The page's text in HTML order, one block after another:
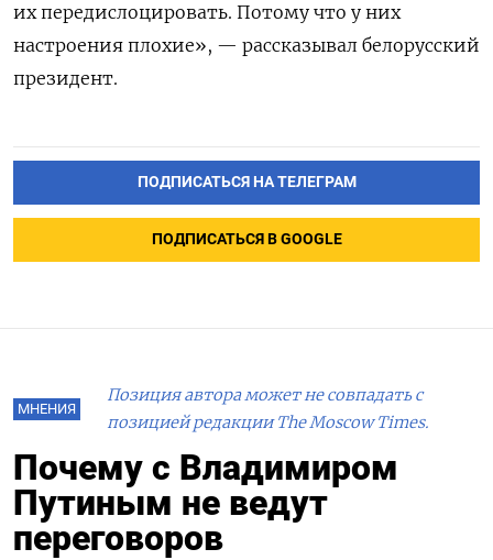
их передислоцировать. Потому что у них
настроения плохие», — рассказывал белорусский
президент.
ПОДПИСАТЬСЯ НА ТЕЛЕГРАМ
ПОДПИСАТЬСЯ В GOOGLE
МНЕНИЯ
Позиция автора может не совпадать с
позицией редакции The Moscow Times.
Почему с Владимиром
Путиным не ведут
переговоров